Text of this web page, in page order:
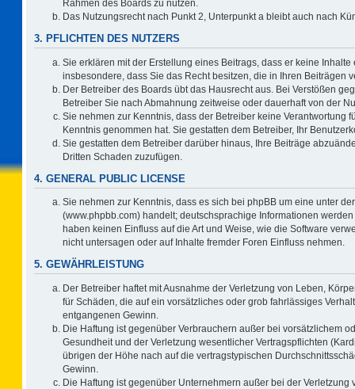
Rahmen des Boards zu nutzen.
Das Nutzungsrecht nach Punkt 2, Unterpunkt a bleibt auch nach
3. PFLICHTEN DES NUTZERS
Sie erklären mit der Erstellung eines Beitrags, dass er keine
insbesondere, dass Sie das Recht besitzen, die in Ihren Beiträgen
Der Betreiber des Boards übt das Hausrecht aus. Bei Verstößen
Betreiber Sie nach Abmahnung zeitweise oder dauerhaft von der
Sie nehmen zur Kenntnis, dass der Betreiber keine Verantwortung
Kenntnis genommen hat. Sie gestatten dem Betreiber, Ihr
Sie gestatten dem Betreiber darüber hinaus, Ihre Beiträge
Dritten Schaden zuzufügen.
4. GENERAL PUBLIC LICENSE
Sie nehmen zur Kenntnis, dass es sich bei phpBB um eine unter der
(www.phpbb.com) handelt; deutschsprachige Informationen
haben keinen Einfluss auf die Art und Weise, wie die Software
nicht untersagen oder auf Inhalte fremder Foren Einfluss nehmen.
5. GEWÄHRLEISTUNG
Der Betreiber haftet mit Ausnahme der Verletzung von Leben,
für Schäden, die auf ein vorsätzliches oder grob fahrlässiges
entgangenen Gewinn.
Die Haftung ist gegenüber Verbrauchern außer bei vorsätzlichem
Gesundheit und der Verletzung wesentlicher Vertragspflichten
übrigen der Höhe nach auf die vertragstypischen
Gewinn.
Die Haftung ist gegenüber Unternehmern außer bei der